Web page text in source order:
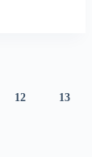
12 13